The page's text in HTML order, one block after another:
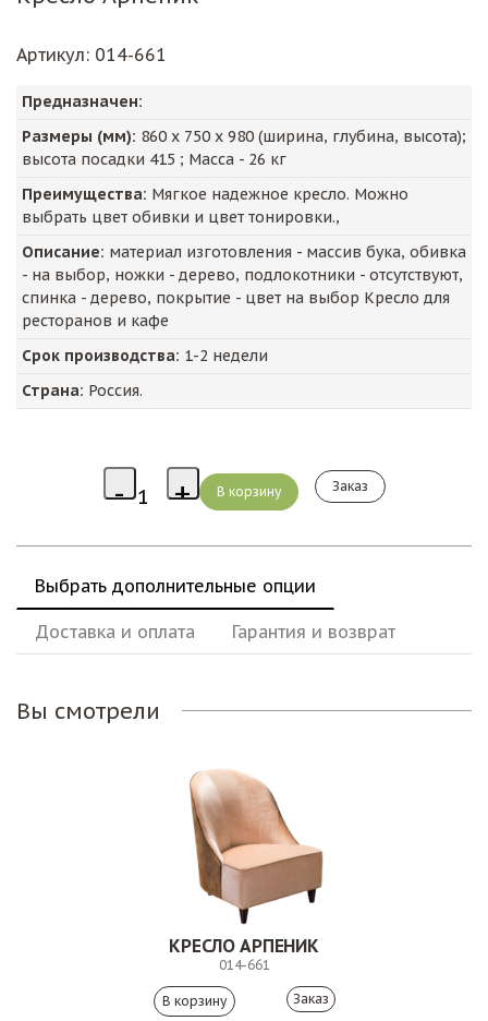
Артикул: 014-661
Предназначен:
Размеры (мм): 860 х 750 х 980 (ширина, глубина, высота);
высота посадки 415 ; Масса - 26 кг
Преимущества: Мягкое надежное кресло. Можно
выбрать цвет обивки и цвет тонировки.,
Описание: материал изготовления - массив бука, обивка
- на выбор, ножки - дерево, подлокотники - отсутствуют,
спинка - дерево, покрытие - цвет на выбор Кресло для
ресторанов и кафе
Срок производства: 1-2 недели
Страна: Россия.
Заказ
Выбрать дополнительные опции
Доставка и оплата Гарантия и возврат
Вы смотрели
КРЕСЛО АРПЕНИК
014-661
Заказ